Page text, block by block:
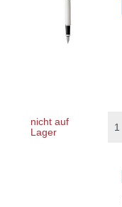
nicht auf
Lager